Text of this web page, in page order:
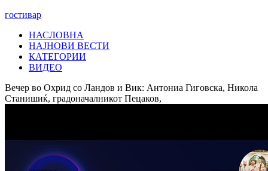
гостивар
НАСЛОВНА
НАЈНОВИ ВЕСТИ
КАТЕГОРИИ
ВИДЕО
Вечер во Охрид со Ландов и Вик: Антониа Гиговска, Никола
Станишиќ, градоначалникот Пецаков,